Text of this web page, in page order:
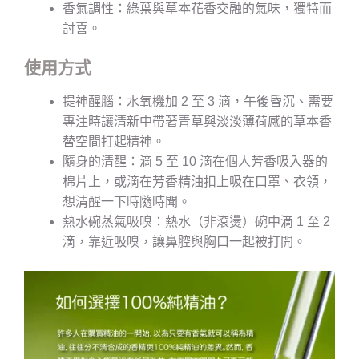
香氣調性：綠葉與草本花香交融的氣味，獨特而
討喜。
使用方式
提神醒腦：水氧機加 2 至 3 滴，午後昏沉、需要
專注時讓清新中帶著青草與淡淡薄荷感的草本香
替空間打起精神。
隨身的清醒：滴 5 至 10 滴在個人芳香吸入器的
棉片上，或滴在芳香精油扣上吸在口罩、衣領，
想清醒一下時隨時聞。
熱水碗蒸氣吸嗅：熱水（非滾燙）碗中滴 1 至 2
滴，靠近吸嗅，讓鼻腔與胸口一起被打開。